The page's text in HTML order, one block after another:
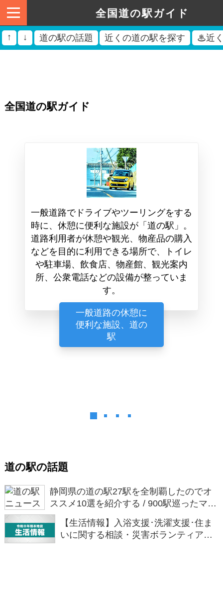
全国道の駅ガイド
↑ ↓ 道の駅の話題 近くの道の駅を探す ♨近
全国道の駅ガイド
一般道路でドライブやツーリングをする
時に、休憩に便利な施設が「道の駅」。
道路利用者が休憩や観光、物産品の購入
などを目的に利用できる場所で、トイレ
や駐車場、飲食店、物産館、観光案内
所、公衆電話などの設備が整っていま
す。
一般道路の休憩に
便利な施設、道の
駅
道の駅の話題
静岡県の道の駅27駅を全制覇したのでオ
ススメ10選を紹介する / 900駅巡ったマニ
アのまとめ「深夜2時から行列ができる道
の駅」など
【生活情報】入浴支援･洗濯支援･住ま
いに関する相談・災害ボランティアな